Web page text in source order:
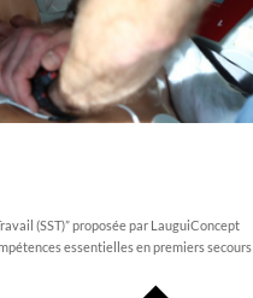
(SST)” proposée par LauguiConcept
essentielles en premiers secours